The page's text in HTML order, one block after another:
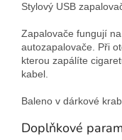
Stylový USB
Zapalovače fungují
autozapalovače. Při
kterou zapálíte
kabel.
Baleno v dárkové
Doplňkové